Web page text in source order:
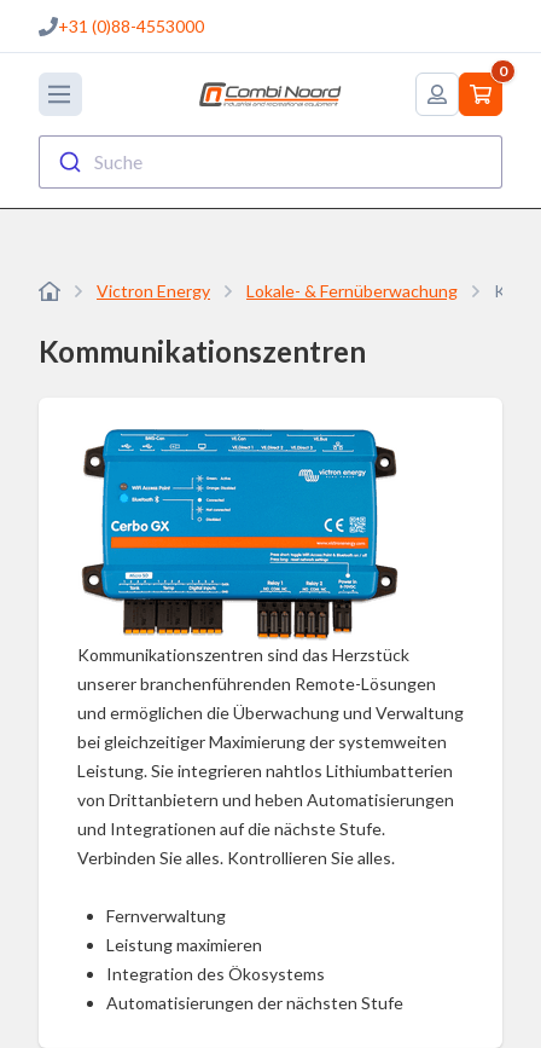
+31 (0)88-4553000
0
Suche
Victron Energy Lokale- & Fernüberwachung
Kommunikationszentren
Kommunikationszentren sind das Herzstück
unserer branchenführenden Remote-Lösungen
und ermöglichen die Überwachung und Verwaltung
bei gleichzeitiger Maximierung der systemweiten
Leistung. Sie integrieren nahtlos Lithiumbatterien
von Drittanbietern und heben Automatisierungen
und Integrationen auf die nächste Stufe.
Verbinden Sie alles. Kontrollieren Sie alles.
Fernverwaltung
Leistung maximieren
Integration des Ökosystems
Automatisierungen der nächsten Stufe